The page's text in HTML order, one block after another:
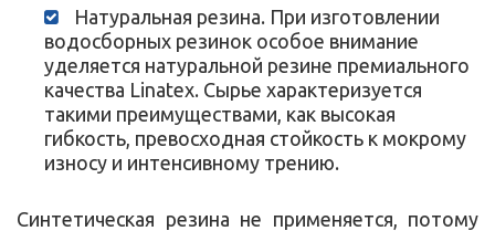
Натуральная резина. При изготовлении
водосборных резинок особое внимание
уделяется натуральной резине премиального
качества Linatex. Сырье характеризуется
такими преимуществами, как высокая
гибкость, превосходная стойкость к мокрому
износу и интенсивному трению.
Синтетическая резина не применяется, потому